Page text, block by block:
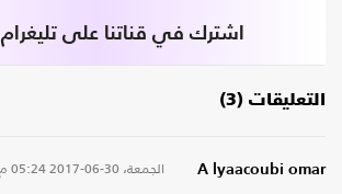
اشترك في قناتنا على تليغرام
التعليقات (3)
A lyaacoubi omar الجمعة، 30-06-2017 05:24 م